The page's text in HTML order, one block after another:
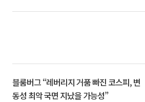
블룸버그 “레버리지 거품 빠진 코스피, 변
동성 최악 국면 지났을 가능성”